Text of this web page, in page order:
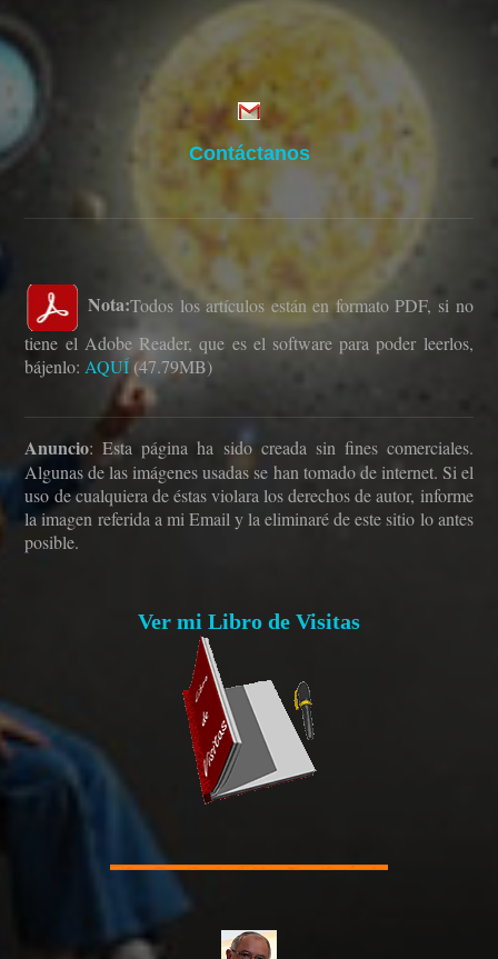
Contáctanos
Nota:Todos los artículos están en formato PDF, si no
tiene el Adobe Reader, que es el software para poder leerlos,
bájenlo: AQUÍ(47.79MB)
Anuncio: Esta página ha sido creada sin fines comerciales.
Algunas de las imágenes usadas se han tomado de internet. Si el
uso de cualquiera de éstas violara los derechos de autor, informe
la imagen referida a mi Email y la eliminaré de este sitio lo antes
posible.
Ver mi Libro de Visitas